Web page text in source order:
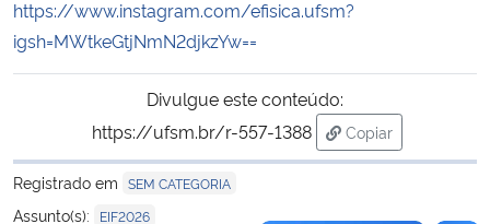
https://www.instagram.com/efisica.ufsm?
igsh=MWtkeGtjNmN2djkzYw==
Divulgue este conteúdo:
https://ufsm.br/r-557-1388
Copiar
para área de
Registrado em SEM CATEGORIA
Assunto(s): EIF2026